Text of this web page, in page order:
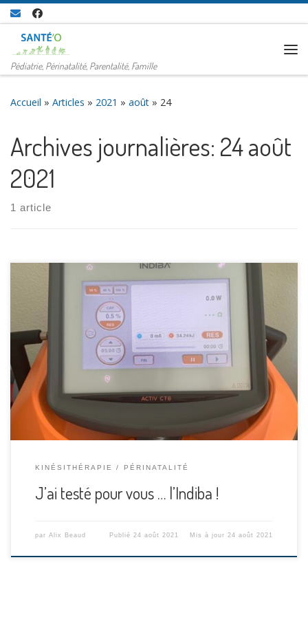
Passer au contenu
Pédiatrie, Périnatalité, Parentalité, Famille
Accueil » Articles » 2021 » août » 24
Archives journalières: 24 août
2021
1 article
Au mois de juillet, j’ai eu la possibilité de tester l’Indiba
!Késako ? Cet un appareil de TECARthérapie (Transfert
d’Energie CApacitive et Résistive)Re-késako ? Il s’agit d’un
appareil qui délivre un courant électrique à une fréquence
fixe de 448 kHz, augmentant les échanges ioniques au
niveau cellulaire, favorisant ainsi la […]
KINÉSITHÉRAPIE PÉRINATALITÉ
J’ai testé pour vous … l’Indiba !
par Alix Beaud Publié 24 août 2021 Mis à jour 24 août 2021